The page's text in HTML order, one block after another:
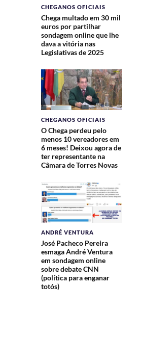
CHEGANOS OFICIAIS
Chega multado em 30 mil
euros por partilhar
sondagem online que lhe
dava a vitória nas
Legislativas de 2025
CHEGANOS OFICIAIS
O Chega perdeu pelo
menos 10 vereadores em
6 meses! Deixou agora de
ter representante na
Câmara de Torres Novas
ANDRÉ VENTURA
José Pacheco Pereira
esmaga André Ventura
em sondagem online
sobre debate CNN
(política para enganar
totós)